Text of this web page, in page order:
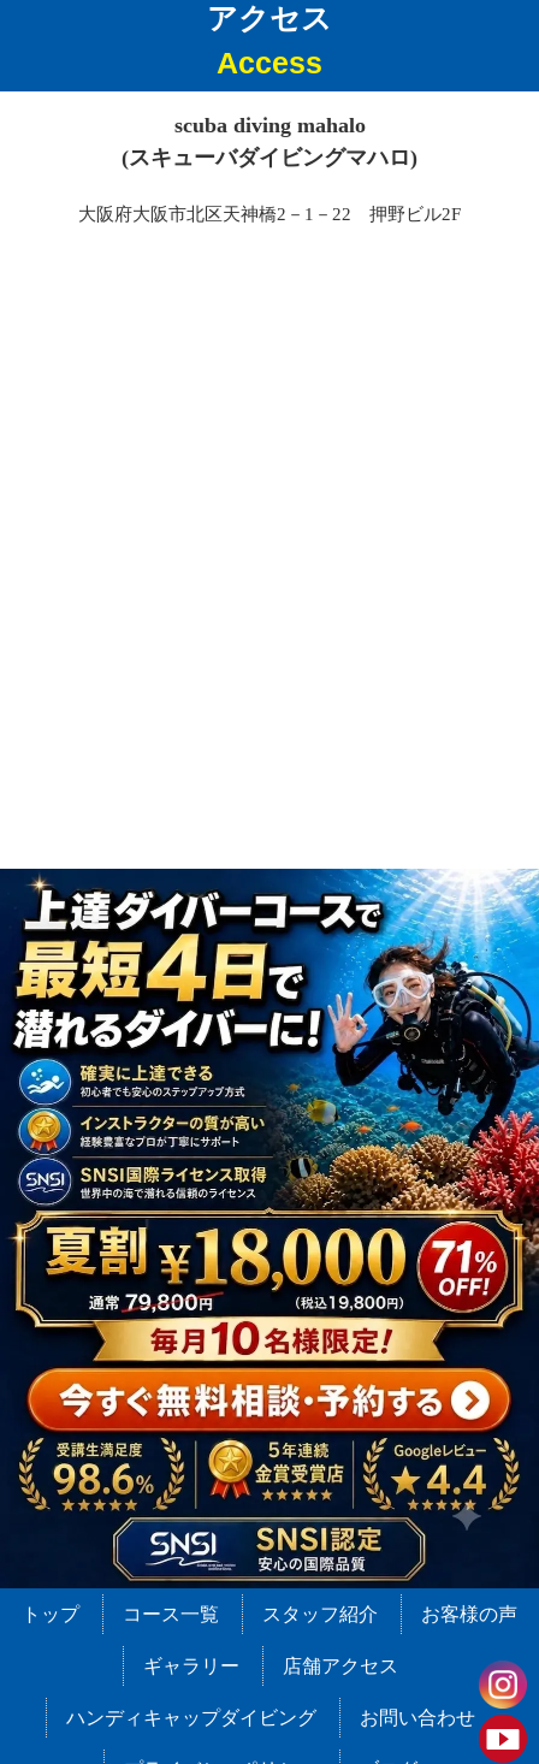
アクセス
Access
scuba diving mahalo
(スキューバダイビングマハロ)
大阪府大阪市北区天神橋2－1－22 押野ビル2F
トップ コース一覧 スタッフ紹介 お客様の声
ギャラリー 店舗アクセス
ハンディキャップダイビング お問い合わせ